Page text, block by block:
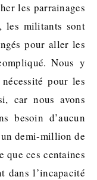
les parrainages
les militants sont
pour aller les
Nous y
pour les
car nous avons
besoin d’aucun
demi-million de
ces centaines
dans l’incapacité